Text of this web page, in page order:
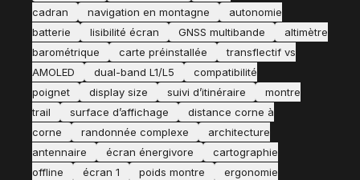
cadran
navigation en montagne
autonomie
batterie
lisibilité écran GNSS multibande
altimètre
barométrique
carte préinstallée
transflectif vs
AMOLED
dual-band L1/L5
compatibilité
poignet
display size suivi d’itinéraire
montre
trail
surface d’affichage
distance corne à
corne
randonnée complexe
architecture
antennaire
écran énergivore
cartographie
offline
écran 1 poids montre
ergonomie